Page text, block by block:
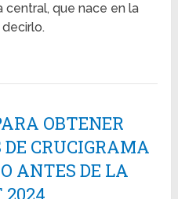
central, que nace en la
OBTENER
CRUCIGRAMA
ANTES DE LA
2024